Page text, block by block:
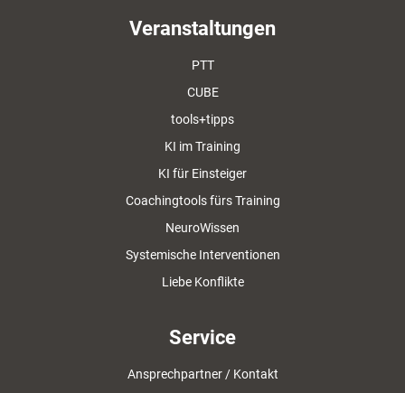
Veranstaltungen
PTT
CUBE
tools+tipps
KI im Training
KI für Einsteiger
Coachingtools fürs Training
NeuroWissen
Systemische Interventionen
Liebe Konflikte
Service
Ansprechpartner / Kontakt